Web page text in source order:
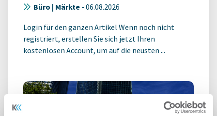
Büro | Märkte - 06.08.2026
Login für den ganzen Artikel Wenn noch nicht
registriert, erstellen Sie sich jetzt Ihren
kostenlosen Account, um auf die neusten ...